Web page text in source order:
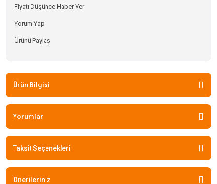
Fiyatı Düşünce Haber Ver
Yorum Yap
Ürünü Paylaş
Ürün Bilgisi
Yorumlar
Taksit Seçenekleri
Önerileriniz